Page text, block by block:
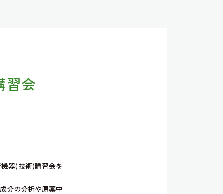
習会
器(技術)講習会を
分の分析や原薬中